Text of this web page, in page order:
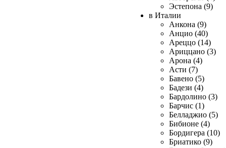
Эстепона (9)
в Италии
Анкона (9)
Анцио (40)
Ареццо (14)
Ариццано (3)
Арона (4)
Асти (7)
Бавено (5)
Бадези (4)
Бардолино (3)
Барчис (1)
Белладжио (5)
Бибионе (4)
Бордигера (10)
Бриатико (9)